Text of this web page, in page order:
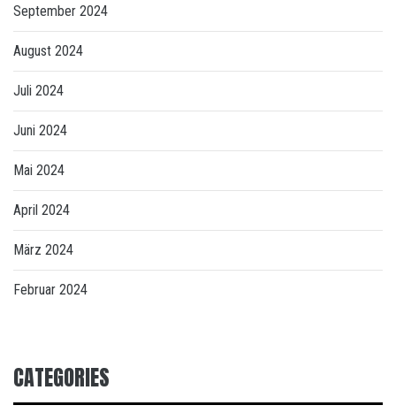
September 2024
August 2024
Juli 2024
Juni 2024
Mai 2024
April 2024
März 2024
Februar 2024
CATEGORIES